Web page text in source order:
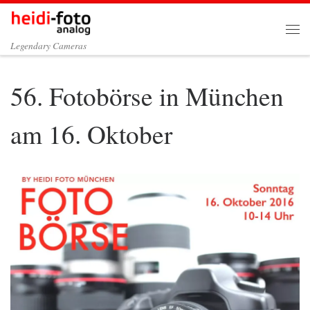
Zum Inhalt springen
Legendary Cameras
56. Fotobörse in München
am 16. Oktober